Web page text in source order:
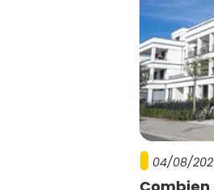
Tarbes et par
04/08/